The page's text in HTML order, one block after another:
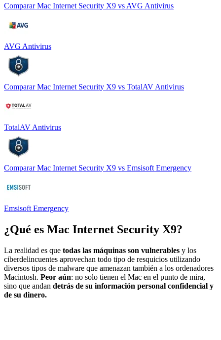
Comparar Mac Internet Security X9 vs AVG Antivirus
AVG Antivirus
Comparar Mac Internet Security X9 vs TotalAV Antivirus
TotalAV Antivirus
Comparar Mac Internet Security X9 vs Emsisoft Emergency
Emsisoft Emergency
¿Qué es Mac Internet Security X9?
La realidad es que todas las máquinas son vulnerables y los
ciberdelincuentes aprovechan todo tipo de resquicios utilizando
diversos tipos de malware que amenazan también a los ordenadores
Macintosh. Peor aún: no solo tienen el Mac en el punto de mira,
sino que andan detrás de su información personal confidencial y
de su dinero.